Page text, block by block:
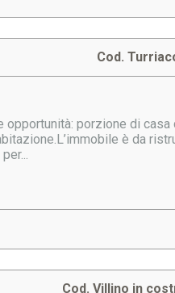
Cod.
porzione di
è da
Cod. Villino in